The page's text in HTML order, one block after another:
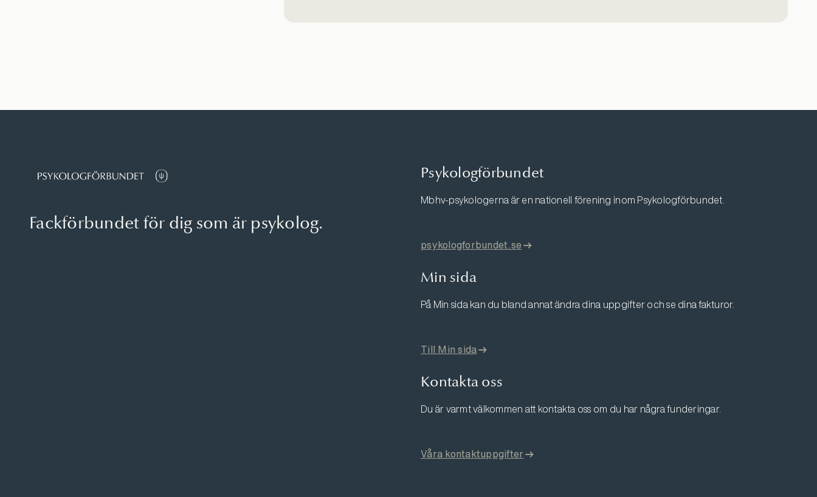
Fackförbundet för dig som är psykolog.
Psykologförbundet
Mbhv-psykologerna är en nationell förening inom Psykologförbundet.
psykologforbundet.se
Min sida
På Min sida kan du bland annat ändra dina uppgifter och se dina fakturor.
Till Min sida
Kontakta oss
Du är varmt välkommen att kontakta oss om du har några funderingar.
Våra kontaktuppgifter